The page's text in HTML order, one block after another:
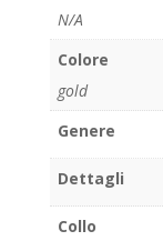
N/A
Colore
gold
Genere
Dettagli
Collo